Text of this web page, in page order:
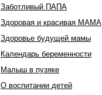
Заботливый ПАПА
Здоровая и красивая МАМА
Здоровье будущей мамы
Календарь беременности
Малыш в пузяке
О воспитании детей